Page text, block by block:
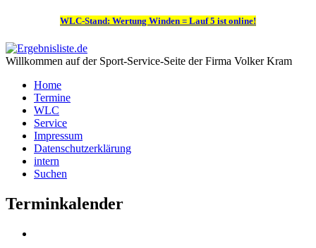
WLC-Stand: Wertung Winden = Lauf 5 ist online!
Willkommen auf der Sport-Service-Seite der Firma Volker Kram
Home
Termine
WLC
Service
Impressum
Datenschutzerklärung
intern
Suchen
Terminkalender